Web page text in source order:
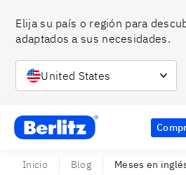
Elija su país o región para
adaptados a sus necesidades.
United States
Berlitz CO
Inicio Blog Meses en